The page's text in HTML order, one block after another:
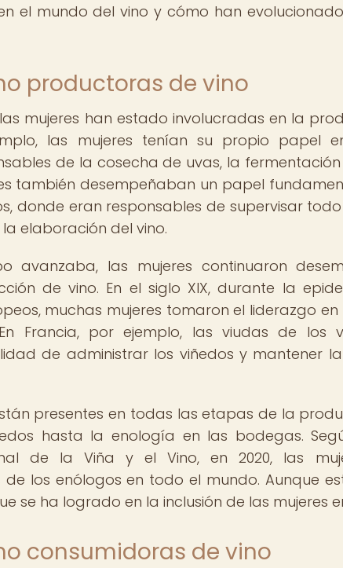
el mundo del vino y cómo han
productoras de vino
mujeres han estado involucradas en la
las mujeres tenían su propio papel
de la cosecha de uvas, la
también desempeñaban un papel
donde eran responsables de supervisar
elaboración del vino.
avanzaba, las mujeres continuaron
de vino. En el siglo XIX, durante la
muchas mujeres tomaron el liderazgo
Francia, por ejemplo, las viudas de los
de administrar los viñedos y mantener
presentes en todas las etapas de la
hasta la enología en las bodegas.
de la Viña y el Vino, en 2020, las
de los enólogos en todo el mundo. Aunque
se ha logrado en la inclusión de las mujeres
consumidoras de vino